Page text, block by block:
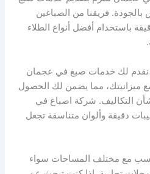
بالجودة. فريقنا من الصباغين
باستخدام أفضل أنواع الطلاء
نقدم لك خدمات صبغ في عجمان
ميزانيتك، مما يضمن لك الحصول
التكاليف. شركة اصباغ في
دقيقة وألوان متناسقة تجعل
مع مختلف المساحات سواء